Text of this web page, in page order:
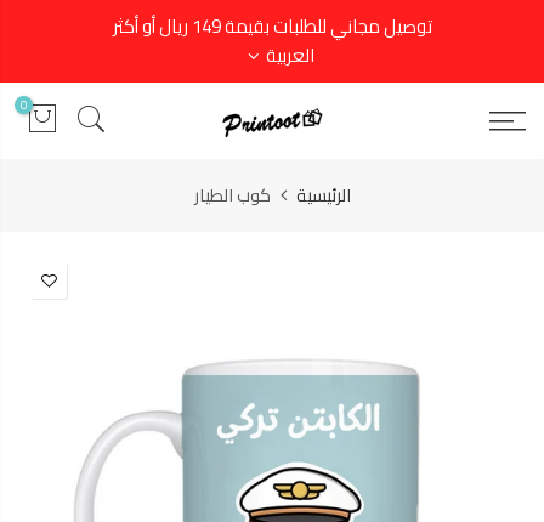
توصيل مجاني للطلبات بقيمة 149 ريال أو أكثر
العربية
0
الرئيسية كوب الطيار